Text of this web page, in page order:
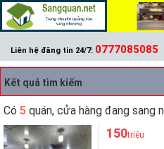
Liên hệ đăng tin 24/7: 0777085085
Kết quả tìm kiếm
Có 5quán, cửa hàng đang sang
150triệu